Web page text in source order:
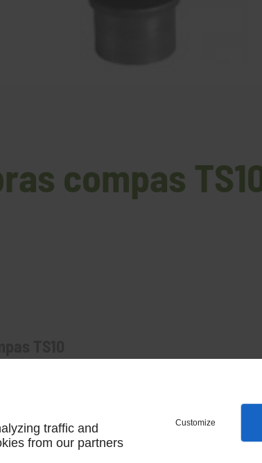
compas
traffic and
from our partners
Customize